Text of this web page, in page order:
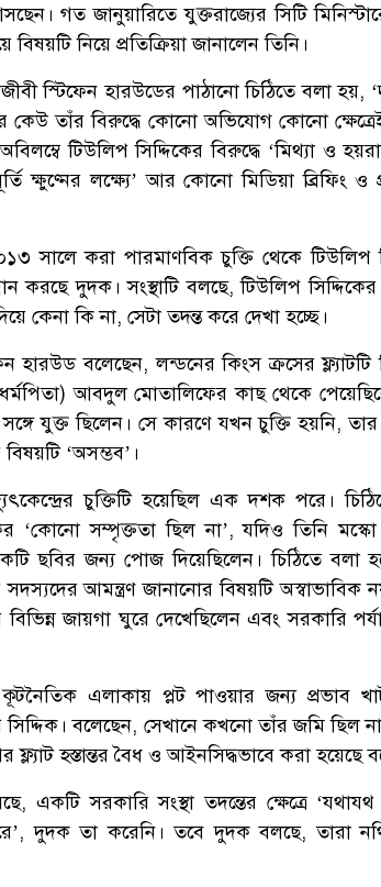
গত জানুয়ারিতে যুক্তরাজ্যের সিটি
বিষয়টি নিয়ে প্রতিক্রিয়া জানালেন তিনি।
স্টিফেন হারউডের পাঠানো চিঠিতে বলা হয়,
কেউ তাঁর বিরুদ্ধে কোনো অভিযোগ কোনো
টিউলিপ সিদ্দিকের বিরুদ্ধে ‘মিথ্যা ও
ক্ষুণ্নের লক্ষ্যে’ আর কোনো মিডিয়া ব্রিফিং ও
সালে করা পারমাণবিক চুক্তি থেকে টিউলিপ
করছে দুদক। সংস্থাটি বলছে, টিউলিপ
কেনা কি না, সেটা তদন্ত করে দেখা হচ্ছে।
হারউড বলেছেন, লন্ডনের কিংস ক্রসের
আবদুল মোতালিফের কাছ থেকে
যুক্ত ছিলেন। সে কারণে যখন চুক্তি হয়নি,
‘অসম্ভব’।
চুক্তিটি হয়েছিল এক দশক পরে।
‘কোনো সম্পৃক্ততা ছিল না’, যদিও তিনি মস্কো
ছবির জন্য পোজ দিয়েছিলেন। চিঠিতে বলা
আমন্ত্রণ জানানোর বিষয়টি অস্বাভাবিক
জায়গা ঘুরে দেখেছিলেন এবং সরকারি
এলাকায় প্লট পাওয়ার জন্য প্রভাব
সিদ্দিক। বলেছেন, সেখানে কখনো তাঁর জমি ছিল
ফ্ল্যাট হস্তান্তর বৈধ ও আইনসিদ্ধভাবে করা হয়েছে
একটি সরকারি সংস্থা তদন্তের ক্ষেত্রে
করে’, দুদক তা করেনি। তবে দুদক বলছে, তারা